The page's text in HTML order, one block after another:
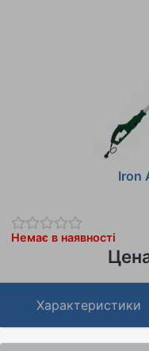
Iron
Немає в наявності
Характеристики